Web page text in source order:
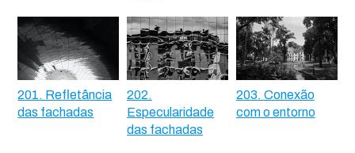
201. Refletância
das fachadas
202.
Especularidade
das fachadas
203. Conexão
com o entorno